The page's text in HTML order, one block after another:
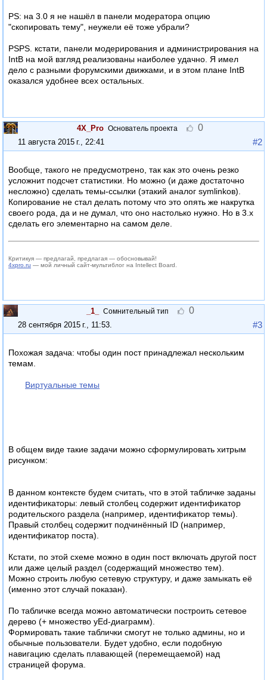
PS: на 3.0 я не нашёл в панели модератора опцию
"скопировать тему", неужели её тоже убрали?
PSPS. кстати, панели модерирования и администрирования на
IntB на мой взгляд реализованы наиболее удачно. Я имел
дело с разными форумскими движками, и в этом плане IntB
оказался удобнее всех остальных.
4X_Pro Основатель проекта 0
11 августа 2015 г., 22:41 #2
Вообще, такого не предусмотрено, так как это очень резко
усложнит подсчет статистики. Но можно (и даже достаточно
несложно) сделать темы-ссылки (этакий аналог symlinkов).
Копирование не стал делать потому что это опять же накрутка
своего рода, да и не думал, что оно настолько нужно. Но в 3.x
сделать его элементарно на самом деле.
Критикуя — предлагай, предлагая — обосновывай!
4xpro.ru — мой личный сайт-мультиблог на Intellect Board.
_1_ Сомнительный тип 0
28 сентября 2015 г., 11:53. #3
Похожая задача: чтобы один пост принадлежал нескольким
темам.
Виртуальные темы
В общем виде такие задачи можно сформулировать хитрым
рисунком:
В данном контексте будем считать, что в этой табличке заданы
идентификаторы: левый столбец содержит идентификатор
родительского раздела (например, идентификатор темы).
Правый столбец содержит подчинённый ID (например,
идентификатор поста).
Кстати, по этой схеме можно в один пост включать другой пост
или даже целый раздел (содержащий множество тем).
Можно строить любую сетевую структуру, и даже замыкать её
(именно этот случай показан).
По табличке всегда можно автоматически построить сетевое
дерево (+ множество yEd-диаграмм).
Формировать такие таблички смогут не только админы, но и
обычные пользователи. Будет удобно, если подобную
навигацию сделать плавающей (перемещаемой) над
страницей форума.